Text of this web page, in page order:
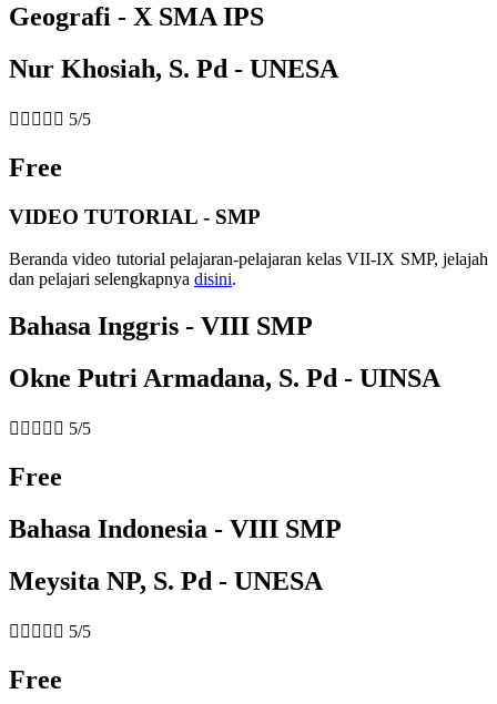
Geografi - X SMA IPS
Nur Khosiah, S. Pd - UNESA
     5/5
Free
VIDEO TUTORIAL - SMP
Beranda video tutorial pelajaran-pelajaran kelas VII-IX SMP, jelajah
dan pelajari selengkapnya disini.
Bahasa Inggris - VIII SMP
Okne Putri Armadana, S. Pd - UINSA
     5/5
Free
Bahasa Indonesia - VIII SMP
Meysita NP, S. Pd - UNESA
     5/5
Free